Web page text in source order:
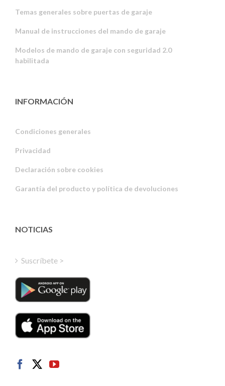
Temas generales sobre puertas de garaje
Manual de instrucciones del mando de garaje
Modelos de mando de garaje con seguridad 2.0
habilitada
INFORMACIÓN
Condiciones generales
Privacidad
Declaración sobre cookies
Garantía del producto y política de devoluciones
NOTICIAS
Suscríbete >
Estonian